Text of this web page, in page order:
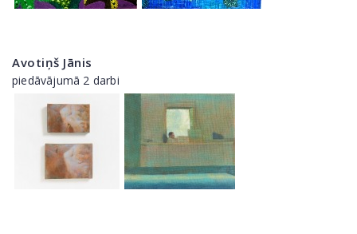
Avotiņš Jānis
piedāvājumā 2 darbi